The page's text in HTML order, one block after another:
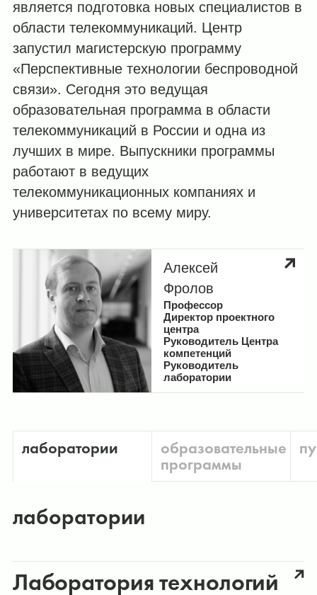
является подготовка новых специалистов в
области телекоммуникаций. Центр
запустил магистерскую программу
«Перспективные технологии беспроводной
связи». Сегодня это ведущая
образовательная программа в области
телекоммуникаций в России и одна из
лучших в мире. Выпускники программы
работают в ведущих
телекоммуникационных компаниях и
университетах по всему миру.
Алексей
Фролов
Профессор
Директор проектного
центра
Руководитель Центра
компетенций
Руководитель
лаборатории
лаборатории образовательные
программы
лаборатории
Лаборатория технологий